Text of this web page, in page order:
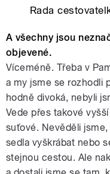
Rada
A všechny jsou
objevené.
Víceméně. Třeba v
a my jsme se rozhodli
hodně divoká, nebyli
Vede přes takové
suťové. Nevěděli
sedla vyškrábat nebo
stejnou cestou. Ale